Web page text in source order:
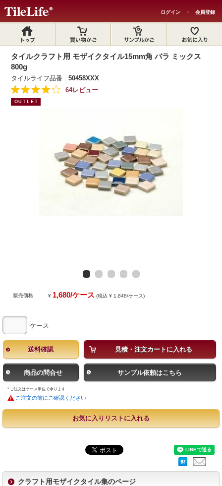
ログイン ・ 会員登録
タイルクラフト用 モザイクタイル15mm角 バラ ミックス
800g
タイルライフ品番 :50458XXX
64レビュー
OUTLET
販売価格 ¥ 1,680/ケース (税込 ¥ 1,848/ケース)
ケース
送料確認 見積・注文カートに入れる
商品の問合せ サンプル依頼はこちら
* ご注文はケース単位で承ります
ご注文の前にご確認ください
お気に入りリストに入れる
クラフト用モザイクタイル集のページ